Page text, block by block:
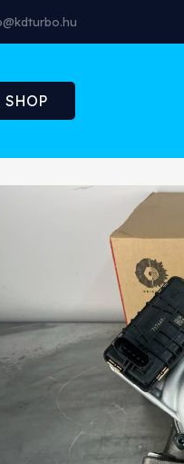
SHOP